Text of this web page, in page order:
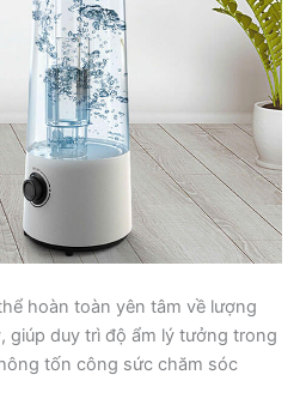
hoàn toàn yên tâm về lượng
giúp duy trì độ ẩm lý tưởng trong
tốn công sức chăm sóc